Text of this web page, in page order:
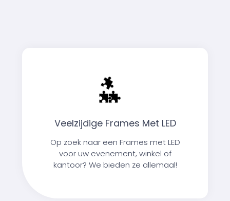
Veelzijdige Frames Met LED
Op zoek naar een Frames met LED
voor uw evenement, winkel of
kantoor? We bieden ze allemaal!